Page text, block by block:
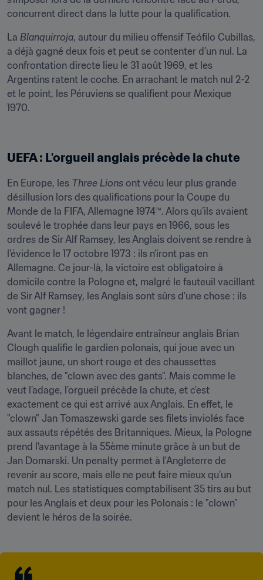
concurrent direct dans la lutte pour la qualification.
La Blanquirroja, autour du milieu offensif Teófilo Cubillas,
a déjà gagné deux fois et peut se contenter d’un nul. La
confrontation directe lieu le 31 août 1969, et les
Argentins ratent le coche. En arrachant le match nul 2-2
et le point, les Péruviens se qualifient pour Mexique
1970.
UEFA : L'orgueil anglais précède la chute
En Europe, les Three Lions ont vécu leur plus grande
désillusion lors des qualifications pour la Coupe du
Monde de la FIFA, Allemagne 1974™. Alors qu’ils avaient
soulevé le trophée dans leur pays en 1966, sous les
ordres de Sir Alf Ramsey, les Anglais doivent se rendre à
l'évidence le 17 octobre 1973 : ils n’iront pas en
Allemagne. Ce jour-là, la victoire est obligatoire à
domicile contre la Pologne et, malgré le fauteuil vacillant
de Sir Alf Ramsey, les Anglais sont sûrs d'une chose : ils
vont gagner !
Avant le match, le légendaire entraîneur anglais Brian
Clough qualifie le gardien polonais, qui joue avec un
maillot jaune, un short rouge et des chaussettes
blanches, de "clown avec des gants". Mais comme le
veut l’adage, l'orgueil précède la chute, et c'est
exactement ce qui est arrivé aux Anglais. En effet, le
"clown" Jan Tomaszewski garde ses filets inviolés face
aux assauts répétés des Britanniques. Mieux, la Pologne
prend l'avantage à la 55ème minute grâce à un but de
Jan Domarski. Un penalty permet à l'Angleterre de
revenir au score, mais elle ne peut faire mieux qu'un
match nul. Les statistiques comptabilisent 35 tirs au but
pour les Anglais et deux pour les Polonais : le "clown"
devient le héros de la soirée.